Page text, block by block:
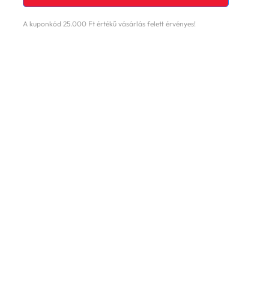
A kuponkód 25.000 Ft értékű vásárlás felett érvényes!